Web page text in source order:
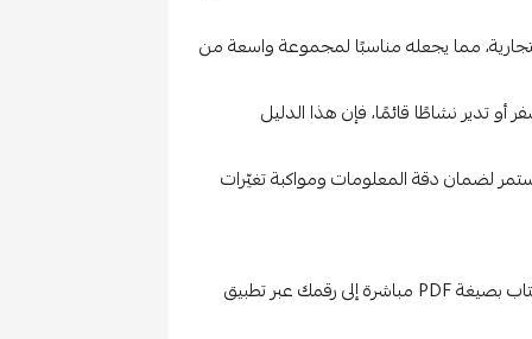
مما يجعله مناسبًا لمجموعة واسعة من
تدير نشاطًا قائمًا، فإن هذا الدليل
لضمان دقة المعلومات ومواكبة تغيّرات
بعد إتمام عملية الشراء، سيتم إرسال رابط تحميل الكتاب بصيغة PDF مباشرة إلى رقمك عبر تطبيق